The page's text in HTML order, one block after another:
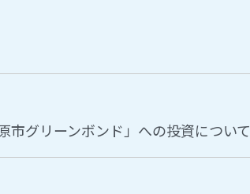
市グリーンボンド」への投資について